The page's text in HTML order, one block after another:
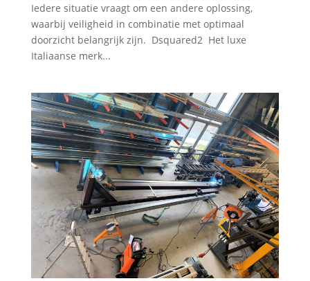
Iedere situatie vraagt om een andere oplossing,
waarbij veiligheid in combinatie met optimaal
doorzicht belangrijk zijn. Dsquared2 Het luxe
Italiaanse merk...